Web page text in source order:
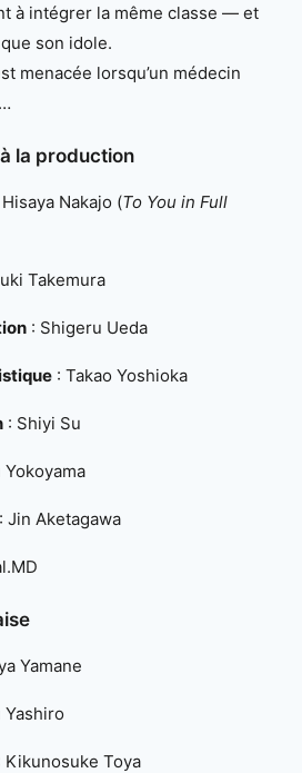
à intégrer la même classe — et
son idole.
menacée lorsqu’un médecin
la production
Nakajo (To You in Full
Takemura
: Shigeru Ueda
: Takao Yoshioka
: Shiyi Su
Jin Aketagawa
Yamane
Toya